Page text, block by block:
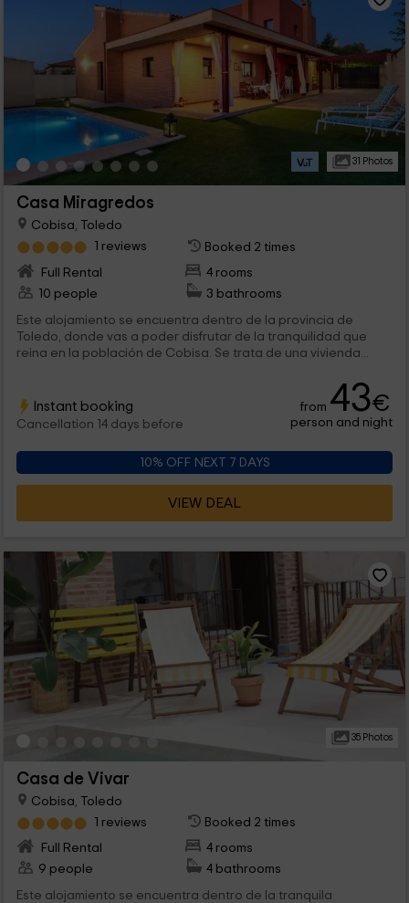
31 Photos
Casa Miragredos
Cobisa, Toledo
1 reviews
Booked 2 times
Full Rental
4 rooms
10 people
3 bathrooms
Este alojamiento se encuentra dentro de la provincia de
Toledo, donde vas a poder disfrutar de la tranquilidad que
reina en la población de Cobisa. Se trata de una vivienda...
Instant booking
Cancellation 14 days before
from 43€
person and night
10% OFF NEXT 7 DAYS
VIEW DEAL
35 Photos
Casa de Vivar
Cobisa, Toledo
1 reviews
Booked 2 times
Full Rental
4 rooms
9 people
4 bathrooms
Este alojamiento se encuentra dentro de la tranquila